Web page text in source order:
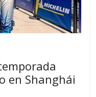
en Shanghái